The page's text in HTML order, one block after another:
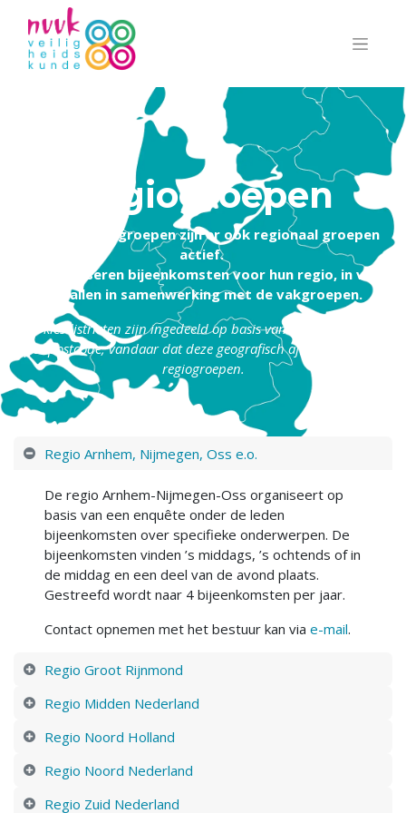
Regiogroepen
Naast de vakgroepen zijn er ook regionaal groepen
actief.
Zij organiseren bijeenkomsten voor hun regio, in veel
gevallen in samenwerking met de vakgroepen.
De kiesdistricten zijn ingedeeld op basis van aantallen leden
per postcode, vandaar dat deze geografisch afwijken van de
regiogroepen.
Regio Arnhem, Nijmegen, Oss e.o.
De regio Arnhem-Nijmegen-Oss organiseert op
basis van een enquête onder de leden
bijeenkomsten over specifieke onderwerpen. De
bijeenkomsten vinden ’s middags, ’s ochtends of in
de middag en een deel van de avond plaats.
Gestreefd wordt naar 4 bijeenkomsten per jaar.
Contact opnemen met het bestuur kan via e-mail.
Regio Groot Rijnmond
Regio Midden Nederland
Regio Noord Holland
Regio Noord Nederland
Regio Zuid Nederland